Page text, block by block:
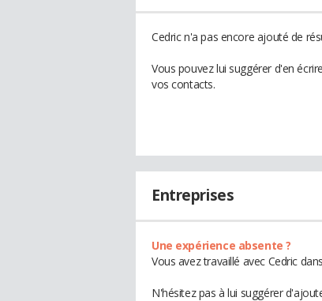
Cedric n'a pas encore ajouté de
Vous pouvez lui suggérer d'en
vos contacts.
Entreprises
Une expérience absente ?
Vous avez travaillé avec Cedric
N'hésitez pas à lui suggérer